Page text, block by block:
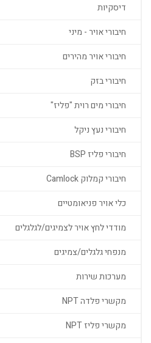
דיסקיות
חיבורי אויר - מיני
חיבורי אויר מהירים
חיבורי בזק
חיבורי מים רוית "פליז"
חיבורי נעץ ניקל
חיבורי פליז BSP
חיבורי קמלוק Camlock
כלי אויר פניאומטיים
מודדי לחץ אויר לצמיגים/לגלגלים
מנפחי גלגלים/צמיגים
מערכות שירות
מקשרי פלדה NPT
מקשרי פליז NPT